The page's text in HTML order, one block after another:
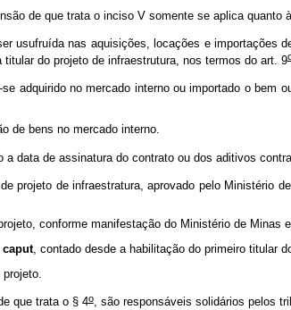
de que trata o inciso V somente se aplica quanto
usufruída nas aquisições, locações e importações
do projeto de infraestrutura, nos termos do art. 9
adquirido no mercado interno ou importado o bem
de bens no mercado interno.
data de assinatura do contrato ou dos aditivos
projeto de infraestratura, aprovado pelo Ministério
conforme manifestação do Ministério de Minas
caput, contado desde a habilitação do primeiro titular
projeto.
que trata o § 4o, são responsáveis solidários pelos